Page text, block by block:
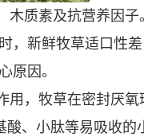
质素及抗营养因
，新鲜牧草适口性
原因。
，牧草在密封厌
、小肽等易吸收